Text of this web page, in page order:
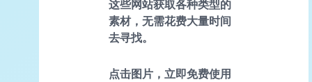
这些网站获取各种类型的
素材，无需花费大量时间
去寻找。
点击图片，立即免费使用